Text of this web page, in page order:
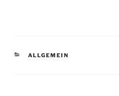
KATEGORIEN
ALLGEMEIN